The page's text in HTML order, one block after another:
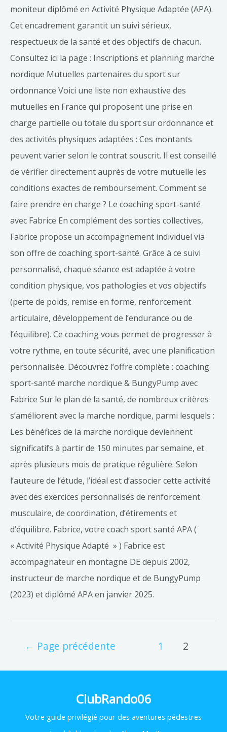
moniteur diplômé en Activité Physique Adaptée (APA).
Cet encadrement garantit un suivi sérieux,
respectueux de la santé et des objectifs de chacun.
Consultez ici la page : Inscriptions et planning marche
nordique Mutuelles partenaires du sport sur
ordonnance Voici une liste non exhaustive des
mutuelles en France qui proposent une prise en
charge partielle ou totale du sport sur ordonnance et
des activités physiques adaptées : Ces montants
peuvent varier selon le contrat souscrit. Il est conseillé
de vérifier directement auprès de votre mutuelle les
conditions exactes de remboursement. Comment se
faire prendre en charge ? Le coaching sport-santé
avec Fabrice En complément des sorties collectives,
Fabrice propose un accompagnement individuel via
son offre de coaching sport-santé. Grâce à ce suivi
personnalisé, chaque séance est adaptée à votre
condition physique, vos pathologies et vos objectifs
(perte de poids, remise en forme, renforcement
articulaire, développement de l’endurance ou de
l’équilibre). Ce coaching vous permet de progresser à
votre rythme, en toute sécurité, avec une planification
personnalisée. Découvrez l’offre complète : coaching
sport-santé marche nordique & BungyPump avec
Fabrice Sur le plan de la santé, de nombreux critères
s’améliorent avec la marche nordique, parmi lesquels :
Les bénéfices de la marche nordique deviennent
significatifs à partir de 150 minutes par semaine, et
après plusieurs mois de pratique régulière. Selon
l’auteure de l’étude, l’idéal est d’associer cette activité
avec des exercices personnalisés de renforcement
musculaire, de coordination, d’étirements et
d’équilibre. Fabrice, votre coach sport santé APA (
« Activité Physique Adapté » ) Fabrice est
accompagnateur en montagne DE depuis 2002,
instructeur de marche nordique et de BungyPump
(2023) et diplômé APA en janvier 2025.
← Page précédente 1 2
ClubRando06
Votre guide privilégié pour des aventures pédestres